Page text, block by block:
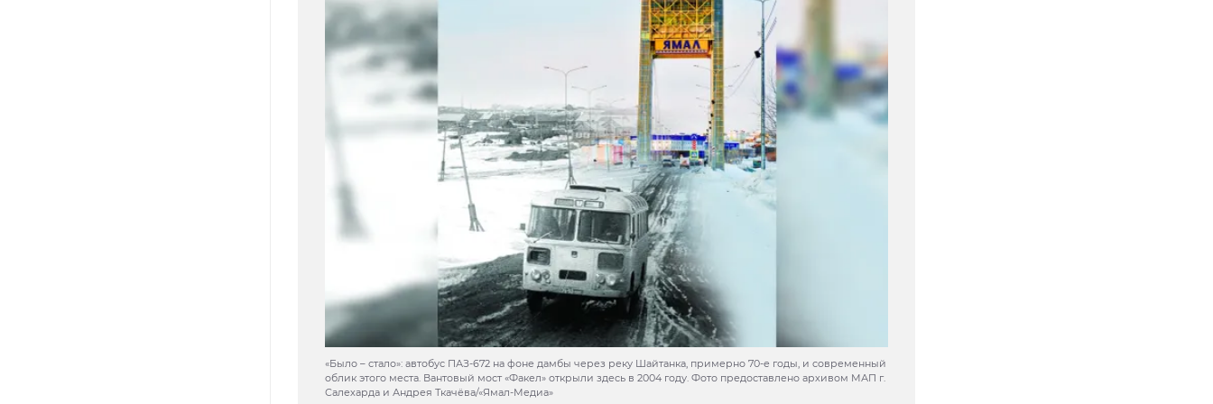
«Было – стало»: автобус ПАЗ-672 на фоне дамбы через реку Шайтанка, примерно 70-е годы, и современный
облик этого места. Вантовый мост «Факел» открыли здесь в 2004 году. Фото предоставлено архивом МАП г.
Салехарда и Андрея Ткачёва/«Ямал-Медиа»